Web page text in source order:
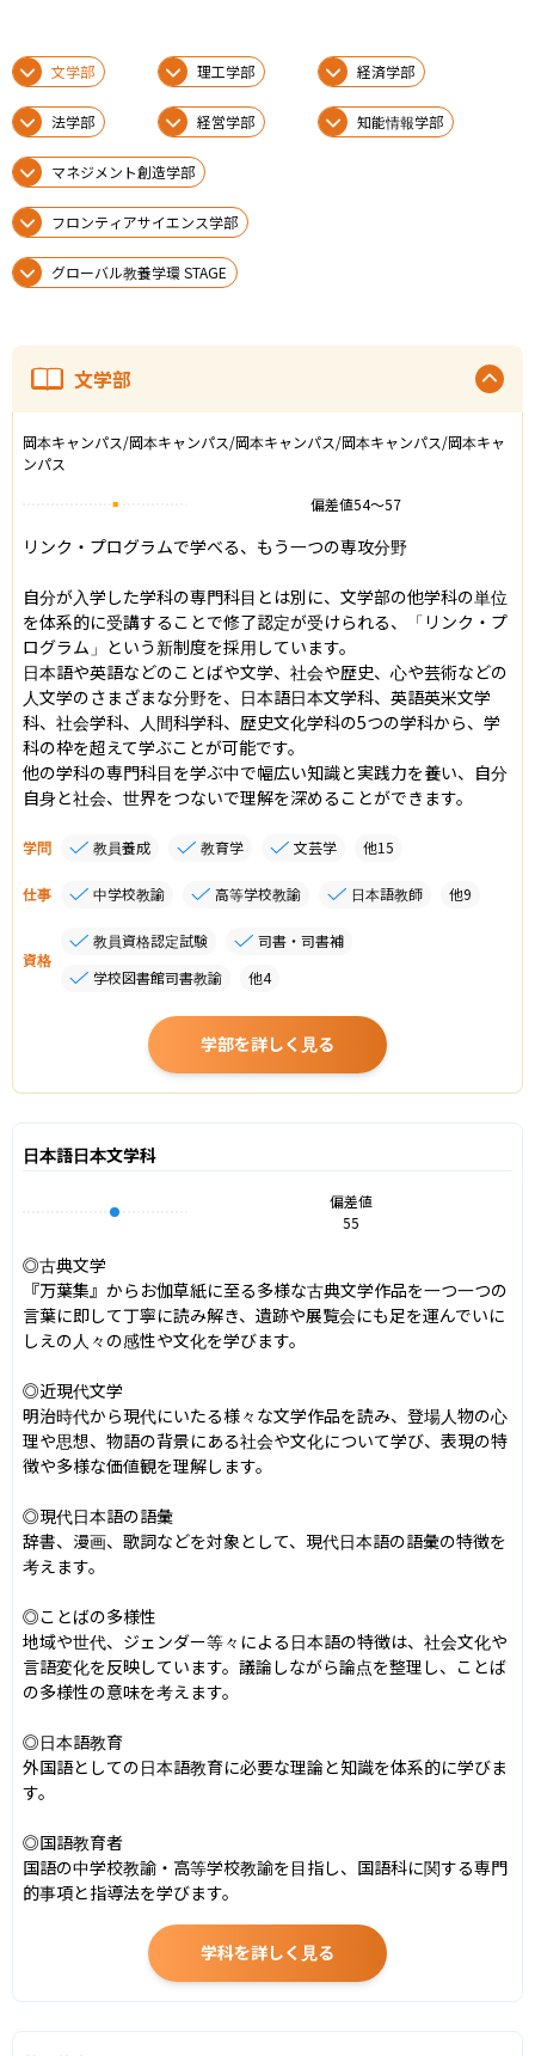
文学部 理工学部 経済学部
法学部 経営学部 知能情報学部
マネジメント創造学部
フロンティアサイエンス学部
グローバル教養学環 STAGE
文学部
岡本キャンパス/岡本キャンパス/岡本キャンパス/岡本キャンパス/岡本キャ
ンパス
偏差値54〜57
リンク・プログラムで学べる、もう一つの専攻分野
自分が入学した学科の専門科目とは別に、文学部の他学科の単位
を体系的に受講することで修了認定が受けられる、「リンク・プ
ログラム」という新制度を採用しています。
日本語や英語などのことばや文学、社会や歴史、心や芸術などの
人文学のさまざまな分野を、日本語日本文学科、英語英米文学
科、社会学科、人間科学科、歴史文化学科の5つの学科から、学
科の枠を超えて学ぶことが可能です。
他の学科の専門科目を学ぶ中で幅広い知識と実践力を養い、自分
自身と社会、世界をつないで理解を深めることができます。
学問 教員養成 教育学 文芸学 他15
仕事 中学校教諭 高等学校教諭 日本語教師 他9
資格
教員資格認定試験
司書・司書補
学校図書館司書教諭
他4
学部を詳しく見る
日本語日本文学科
偏差値
55
◎古典文学
『万葉集』からお伽草紙に至る多様な古典文学作品を一つ一つの
言葉に即して丁寧に読み解き、遺跡や展覧会にも足を運んでいに
しえの人々の感性や文化を学びます。
◎近現代文学
明治時代から現代にいたる様々な文学作品を読み、登場人物の心
理や思想、物語の背景にある社会や文化について学び、表現の特
徴や多様な価値観を理解します。
◎現代日本語の語彙
辞書、漫画、歌詞などを対象として、現代日本語の語彙の特徴を
考えます。
◎ことばの多様性
地域や世代、ジェンダー等々による日本語の特徴は、社会文化や
言語変化を反映しています。議論しながら論点を整理し、ことば
の多様性の意味を考えます。
◎日本語教育
外国語としての日本語教育に必要な理論と知識を体系的に学びま
す。
◎国語教育者
国語の中学校教諭・高等学校教諭を目指し、国語科に関する専門
的事項と指導法を学びます。
学科を詳しく見る